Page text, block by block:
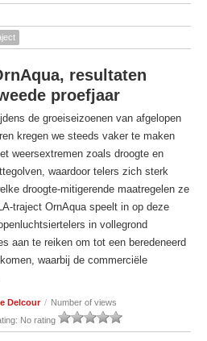
resultaten
proefjaar
de groeiseizoenen van afgelopen
kregen we steeds vaker te maken
weersextremen zoals droogte en
waardoor telers zich sterk
droogte-mitigerende maatregelen ze
traject OrnAqua speelt in op deze
in vollegrond
aan te reiken om tot een beredeneerd
waarbij de commerciële
Delcour / Number of views
No rating